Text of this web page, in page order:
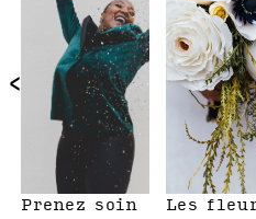
Prenez soin
Les
‹